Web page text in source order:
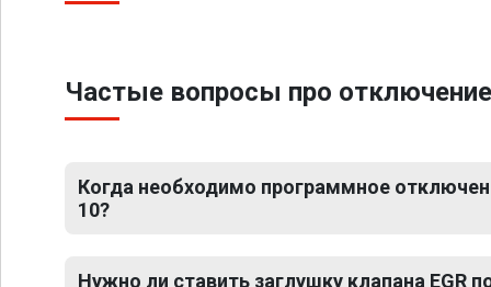
Частые вопросы про
Когда необходимо программное
10?
Нужно ли ставить заглушку клапана EGR